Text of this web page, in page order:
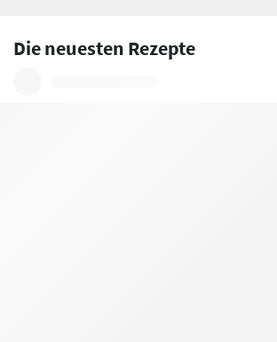
Die neuesten Rezepte